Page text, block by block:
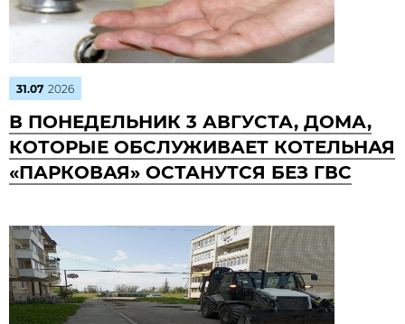
31.07 2026
В ПОНЕДЕЛЬНИК 3 АВГУСТА, ДОМА,
КОТОРЫЕ ОБСЛУЖИВАЕТ КОТЕЛЬНАЯ
«ПАРКОВАЯ» ОСТАНУТСЯ БЕЗ ГВС